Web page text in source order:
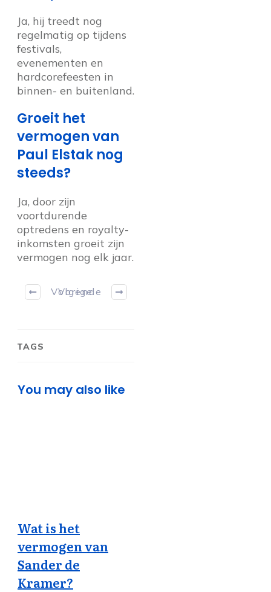
Ja, hij treedt nog
regelmatig op tijdens
festivals,
evenementen en
hardcorefeesten in
binnen- en buitenland.
Groeit het
vermogen van
Paul Elstak nog
steeds?
Ja, door zijn
voortdurende
optredens en royalty-
inkomsten groeit zijn
vermogen nog elk jaar.
Vorige
Volgende
TAGS
You may also like
Wat is het
vermogen van
Sander de
Kramer?